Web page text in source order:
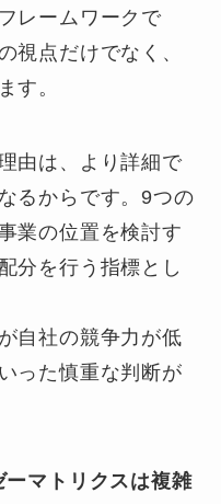
レームワークで
視点だけでなく、
す。
由は、より詳細で
るからです。9つの
業の位置を検討す
分を行う指標とし
自社の競争力が低
った慎重な判断が
ーマトリクスは複雑